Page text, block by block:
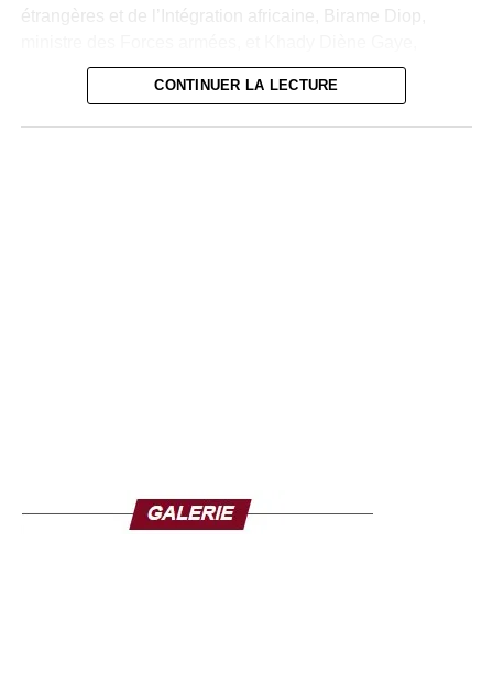
étrangères et de l’Intégration africaine, Birame Diop,
ministre des Sports — Le chef du gouvernement
sénégalais a multiplié les échanges diplomatiques au
Ousmane Sonko, dans ses déclarations, souhaite une
CONTINUER LA LECTURE